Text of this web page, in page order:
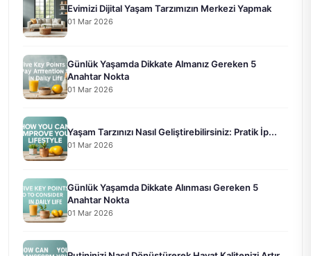
Evimizi Dijital Yaşam Tarzımızın Merkezi Yapmak
01 Mar 2026
Günlük Yaşamda Dikkate Almanız Gereken 5
Anahtar Nokta
01 Mar 2026
Yaşam Tarzınızı Nasıl Geliştirebilirsiniz: Pratik İp...
01 Mar 2026
Günlük Yaşamda Dikkate Alınması Gereken 5
Anahtar Nokta
01 Mar 2026